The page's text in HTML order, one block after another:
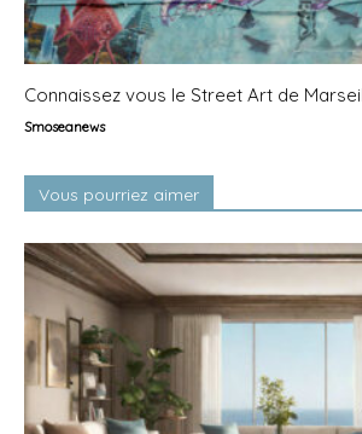
Connaissez vous le Street Art de
Smoseanews
Vous pourriez aimer